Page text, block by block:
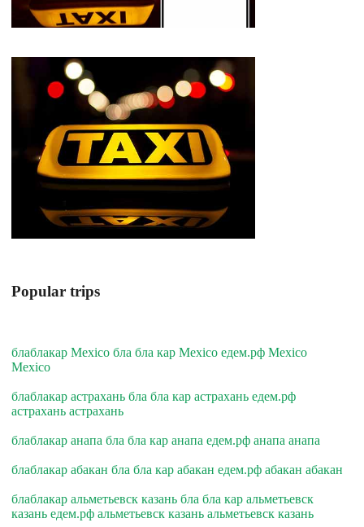
Popular trips
блаблакар Mexico бла бла кар Mexico едем.рф Mexico
Mexico
блаблакар астрахань бла бла кар астрахань едем.рф
астрахань астрахань
блаблакар анапа бла бла кар анапа едем.рф анапа анапа
блаблакар абакан бла бла кар абакан едем.рф абакан абакан
блаблакар альметьевск казань бла бла кар альметьевск
казань едем.рф альметьевск казань альметьевск казань